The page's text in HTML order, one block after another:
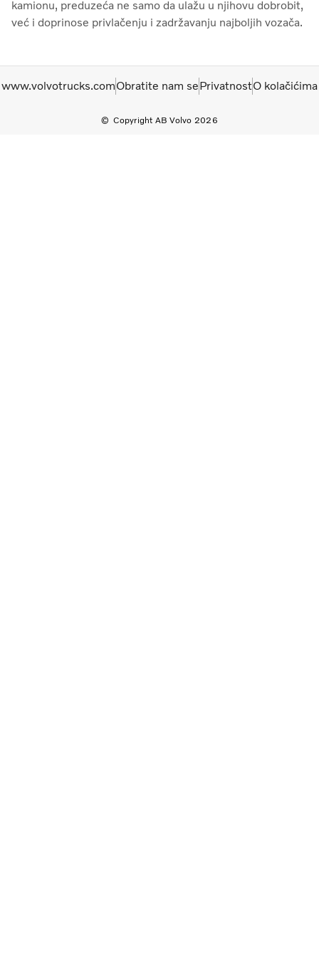
kamionu, preduzeća ne samo da ulažu u njihovu dobrobit,
već i doprinose privlačenju i zadržavanju najboljih vozača.
Copyright AB Volvo 2026
www.volvotrucks.comObratite nam sePrivatnostO kolačićima